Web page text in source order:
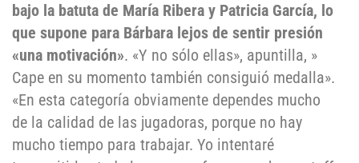
bajo la batuta de María Ribera y Patricia García, lo
que supone para Bárbara lejos de sentir presión
«una motivación». «Y no sólo ellas», apuntilla, »
Cape en su momento también consiguió medalla».
«En esta categoría obviamente dependes mucho
de la calidad de las jugadoras, porque no hay
mucho tiempo para trabajar. Yo intentaré